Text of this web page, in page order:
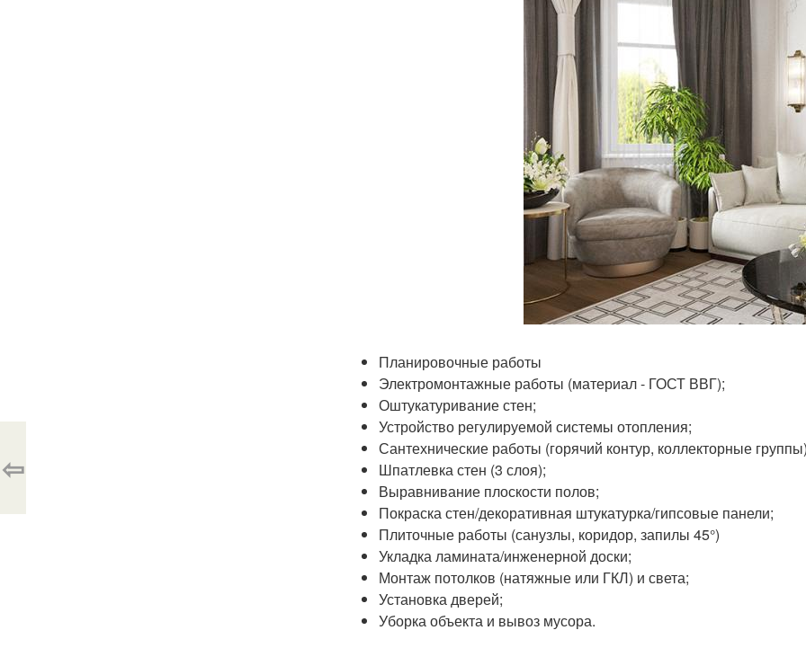
Планировочные работы
Электромонтажные работы (материал - ГОСТ ВВГ);
Оштукатуривание стен;
Устройство регулируемой системы отопления;
Сантехнические работы (горячий контур, коллекторные
Шпатлевка стен (3 слоя);
Выравнивание плоскости полов;
Покраска стен/декоративная штукатурка/гипсовые панели;
Плиточные работы (санузлы, коридор, запилы 45°)
Укладка ламината/инженерной доски;
Монтаж потолков (натяжные или ГКЛ) и света;
Установка дверей;
Уборка объекта и вывоз мусора.
⇦